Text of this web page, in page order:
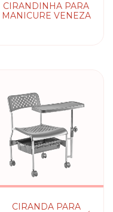
CIRANDINHA PARA
MANICURE VENEZA
CIRANDA PARA